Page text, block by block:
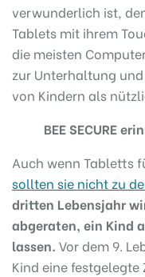
verwunderlich ist,
Tablets mit ihrem
die meisten
zur Unterhaltung
von Kindern als
BEE SECURE
Auch wenn Tabletts
sollten sie nicht zu
dritten Lebensjahr
abgeraten, ein Kind
lassen. Vor dem 9.
Kind eine festgelegte